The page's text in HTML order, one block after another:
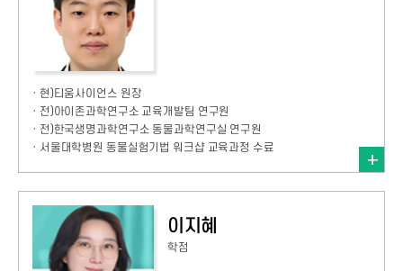
· 현)티움사이언스 원장
· 전)아이존과학연구소 교육개발팀 연구원
· 전)한국생명과학연구소 동물과학연구실 연구원
· 서울대학병원 동물실험기법 워크샵 교육과정 수료
이지혜
학점